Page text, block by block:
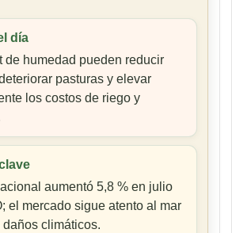
día
de humedad pueden reducir
pasturas y elevar
los costos de riego y
aumentó 5,8 % en julio
el mercado sigue atento al mar
daños climáticos.